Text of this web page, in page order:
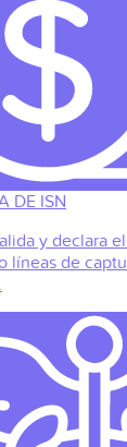
DE ISN
y declara
líneas de